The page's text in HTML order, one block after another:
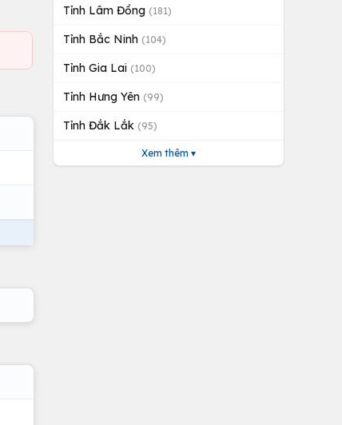
Tỉnh Lâm Đồng (181)
Tỉnh Bắc Ninh (104)
Tỉnh Gia Lai (100)
Tỉnh Hưng Yên (99)
Tỉnh Đắk Lắk (95)
Xem thêm ▾